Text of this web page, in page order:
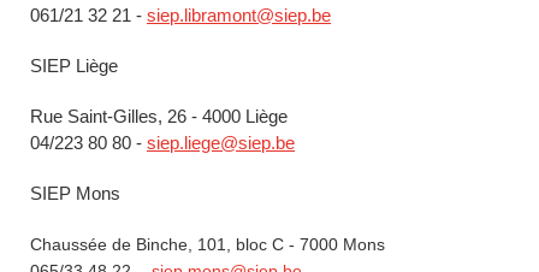
061/21 32 21 - siep.libramont@siep.be
SIEP Liège
Rue Saint-Gilles, 26 - 4000 Liège
04/223 80 80 - siep.liege@siep.be
SIEP Mons
Chaussée de Binche, 101, bloc C - 7000 Mons